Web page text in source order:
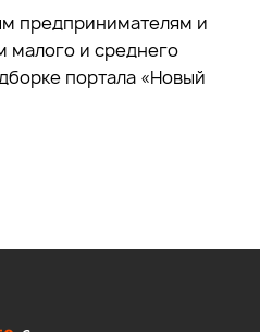
предпринимателям и
малого и среднего
портала «Новый